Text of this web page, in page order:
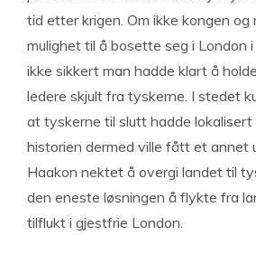
tid etter krigen. Om ikke kongen og
mulighet til å bosette seg i London
ikke sikkert man hadde klart å
ledere skjult fra tyskerne. I stedet
at tyskerne til slutt hadde
historien dermed ville fått et annet
Haakon nektet å overgi landet til
den eneste løsningen å flykte fra
tilflukt i gjestfrie London.